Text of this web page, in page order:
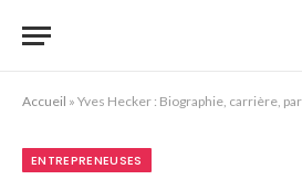
Accueil » Yves Hecker : Biographie, carrière,
ENTREPRENEUSES